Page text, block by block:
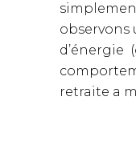
observons
d’énergie
retraite a